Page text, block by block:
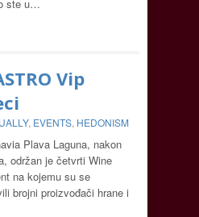
ste u…
Vip
, EVENTS, HEDONISM
Plava Laguna, nakon
održan je četvrti Wine
na kojemu su se
brojni proizvođači hrane i